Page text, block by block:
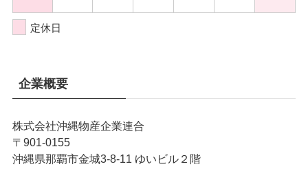
定休日
企業概要
株式会社沖縄物産企業連合
〒901-0155
沖縄県那覇市金城3-8-11 ゆいビル２階